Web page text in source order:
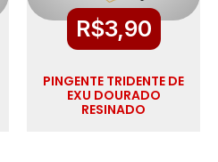
R$3,90
PINGENTE TRIDENTE DE
EXU DOURADO
RESINADO